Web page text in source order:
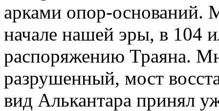
арками опор-оснований.
начале нашей эры, в 104
распоряжению Траяна.
разрушенный, мост
вид Алькантара принял